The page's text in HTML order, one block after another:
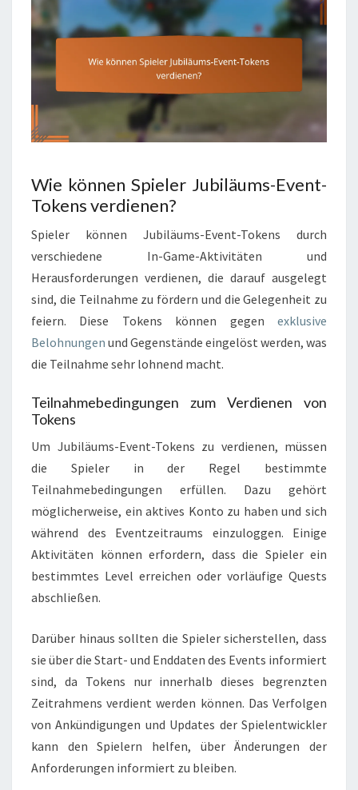
Wie können Spieler Jubiläums-Event-
Tokens verdienen?
Spieler können Jubiläums-Event-Tokens durch
verschiedene In-Game-Aktivitäten und
Herausforderungen verdienen, die darauf ausgelegt
sind, die Teilnahme zu fördern und die Gelegenheit zu
feiern. Diese Tokens können gegen exklusive
Belohnungen und Gegenstände eingelöst werden, was
die Teilnahme sehr lohnend macht.
Teilnahmebedingungen zum Verdienen von
Tokens
Um Jubiläums-Event-Tokens zu verdienen, müssen
die Spieler in der Regel bestimmte
Teilnahmebedingungen erfüllen. Dazu gehört
möglicherweise, ein aktives Konto zu haben und sich
während des Eventzeitraums einzuloggen. Einige
Aktivitäten können erfordern, dass die Spieler ein
bestimmtes Level erreichen oder vorläufige Quests
abschließen.
Darüber hinaus sollten die Spieler sicherstellen, dass
sie über die Start- und Enddaten des Events informiert
sind, da Tokens nur innerhalb dieses begrenzten
Zeitrahmens verdient werden können. Das Verfolgen
von Ankündigungen und Updates der Spielentwickler
kann den Spielern helfen, über Änderungen der
Anforderungen informiert zu bleiben.